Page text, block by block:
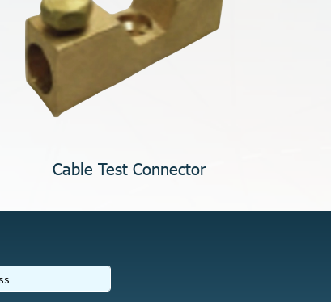
Cable Test Connector